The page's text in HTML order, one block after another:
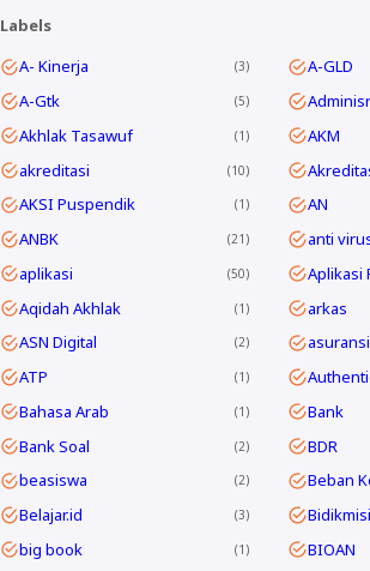
Labels
A- Kinerja
3 A-GLD
A-Gtk 5
Akhlak Tasawuf 1 AKM
akreditasi 10
AKSI Puspendik 1 AN
ANBK 21 anti
aplikasi 50 Aplikasi
Aqidah Akhlak 1 arkas
ASN Digital 2 asuransi
ATP 1
Bahasa Arab 1 Bank
Bank Soal 2 BDR
beasiswa 2 Beban
Belajar.id 3 Bidikmisi
big book 1 BIOAN